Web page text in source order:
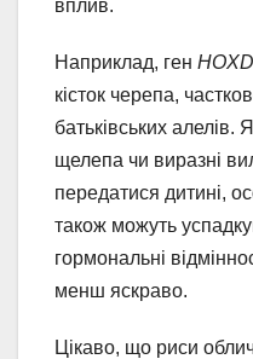
вплив.
Наприклад, ген HOXD
кісток черепа,
батьківських алелів.
щелепа чи виразні
передатися дитині,
також можуть
гормональні
менш яскраво.
Цікаво, що риси